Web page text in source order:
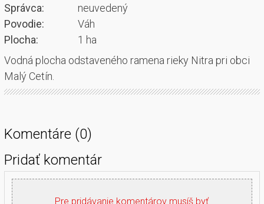
Správca:
neuvedený
Povodie:
Váh
Plocha:
1 ha
Vodná plocha odstaveného ramena rieky Nitra pri obci
Malý Cetín.
Komentáre (0)
Pridať komentár
Pre pridávanie komentárov musíš byť